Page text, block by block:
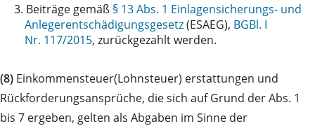
3. Beiträge gemäß § 13 Abs. 1 Einlagensicherungs- und
Anlegerentschädigungsgesetz(ESAEG), BGBl. I
Nr. 117/2015, zurückgezahlt werden.
(8) Einkommensteuer(Lohnsteuer) erstattungen und
Rückforderungsansprüche, die sich auf Grund der Abs. 1
bis 7 ergeben, gelten als Abgaben im Sinne der